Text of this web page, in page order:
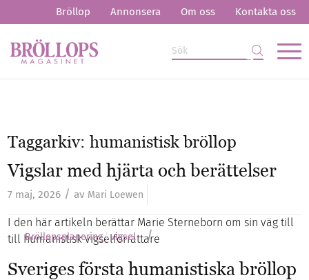
Bröllop Annonsera Om oss Kontakta oss
Taggarkiv:humanistisk bröllop
Vigslar med hjärta och berättelser
7 maj, 2026 / av Mari Loewen
I den här artikeln berättar Marie Sterneborn om sin väg till
till humanistisk vigselförrättare
Bröllopsplanering vigsel /
Sveriges första humanistiska bröllop